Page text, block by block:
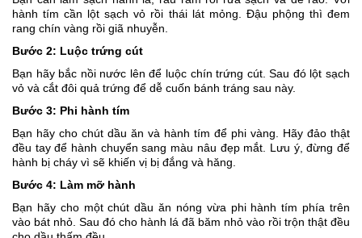
hành tím cần lột sạch vỏ rồi thái lát mỏng. Đậu phộng thì đem
rang chín vàng rồi giã nhuyễn.
Bước 2: Luộc trứng cút
Bạn hãy bắc nồi nước lên để luộc chín trứng cút. Sau đó lột sạch
vỏ và cắt đôi quả trứng để dễ cuốn bánh tráng sau này.
Bước 3: Phi hành tím
Bạn hãy cho chút dầu ăn và hành tím để phi vàng. Hãy đảo thật
đều tay để hành chuyển sang màu nâu đẹp mắt. Lưu ý, đừng để
hành bị cháy vì sẽ khiến vị bị đắng và hăng.
Bước 4: Làm mỡ hành
Bạn hãy cho một chút dầu ăn nóng vừa phi hành tím phía trên
vào bát nhỏ. Sau đó cho hành lá đã băm nhỏ vào rồi trộn thật đều